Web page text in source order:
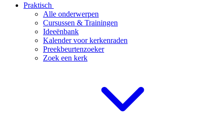
Praktisch
Alle onderwerpen
Cursussen & Trainingen
Ideeënbank
Kalender voor kerkenraden
Preekbeurtenzoeker
Zoek een kerk